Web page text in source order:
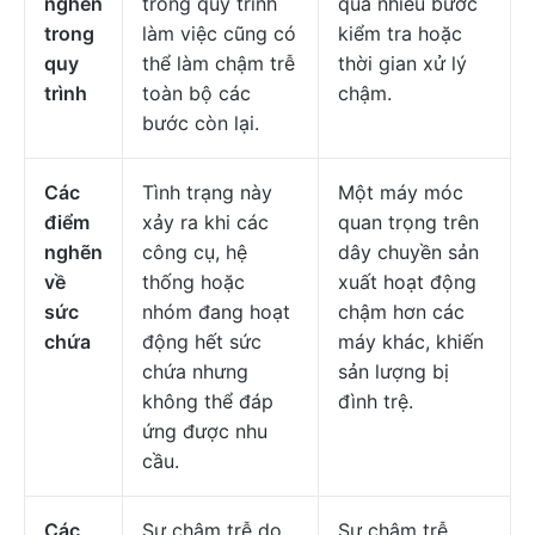
trong
quy
trình
làm việc cũng có
thể làm chậm trễ
toàn bộ các
bước còn lại.
kiểm tra hoặc
thời gian xử lý
chậm.
Các
điểm
nghẽn
về
sức
chứa
Tình trạng này
xảy ra khi các
công cụ, hệ
thống hoặc
nhóm đang hoạt
động hết sức
chứa nhưng
không thể đáp
ứng được nhu
cầu.
Một máy móc
quan trọng trên
dây chuyền sản
xuất hoạt động
chậm hơn các
máy khác, khiến
sản lượng bị
đình trệ.
Các Sự chậm trễ do Sự chậm trễ